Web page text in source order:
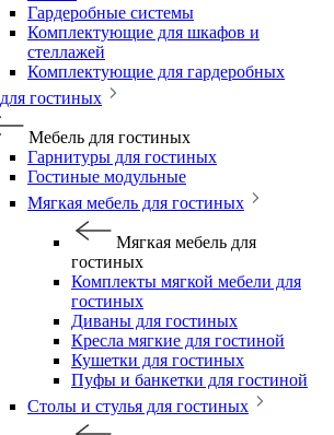
Гардеробные системы
Комплектующие для шкафов и
стеллажей
Комплектующие для гардеробных
гостиных
Мебель для гостиных
Гарнитуры для гостиных
Гостиные модульные
Мягкая мебель для гостиных
Мягкая мебель для
гостиных
Комплекты мягкой мебели для
гостиных
Диваны для гостиных
Кресла мягкие для гостиной
Кушетки для гостиных
Пуфы и банкетки для гостиной
Столы и стулья для гостиных